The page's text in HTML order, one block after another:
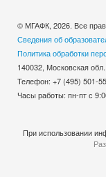
© МГАФК, 2026. Все
Сведения об
Политика обработки
140032, Московская
Телефон: +7 (495)
Часы работы: пн-пт с
При использовании